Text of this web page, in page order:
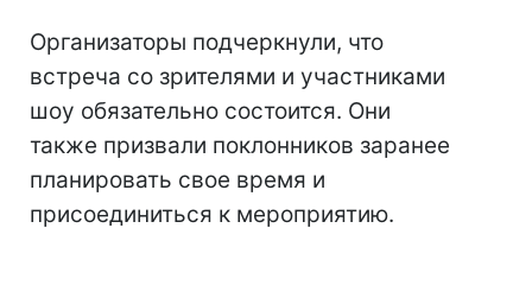
Организаторы подчеркнули, что
встреча со зрителями и участниками
шоу обязательно состоится. Они
также призвали поклонников заранее
планировать свое время и
присоединиться к мероприятию.